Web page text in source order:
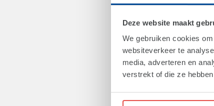
Deze website maakt
We gebruiken cookies
websiteverkeer te
media, adverteren en
verstrekt of die ze